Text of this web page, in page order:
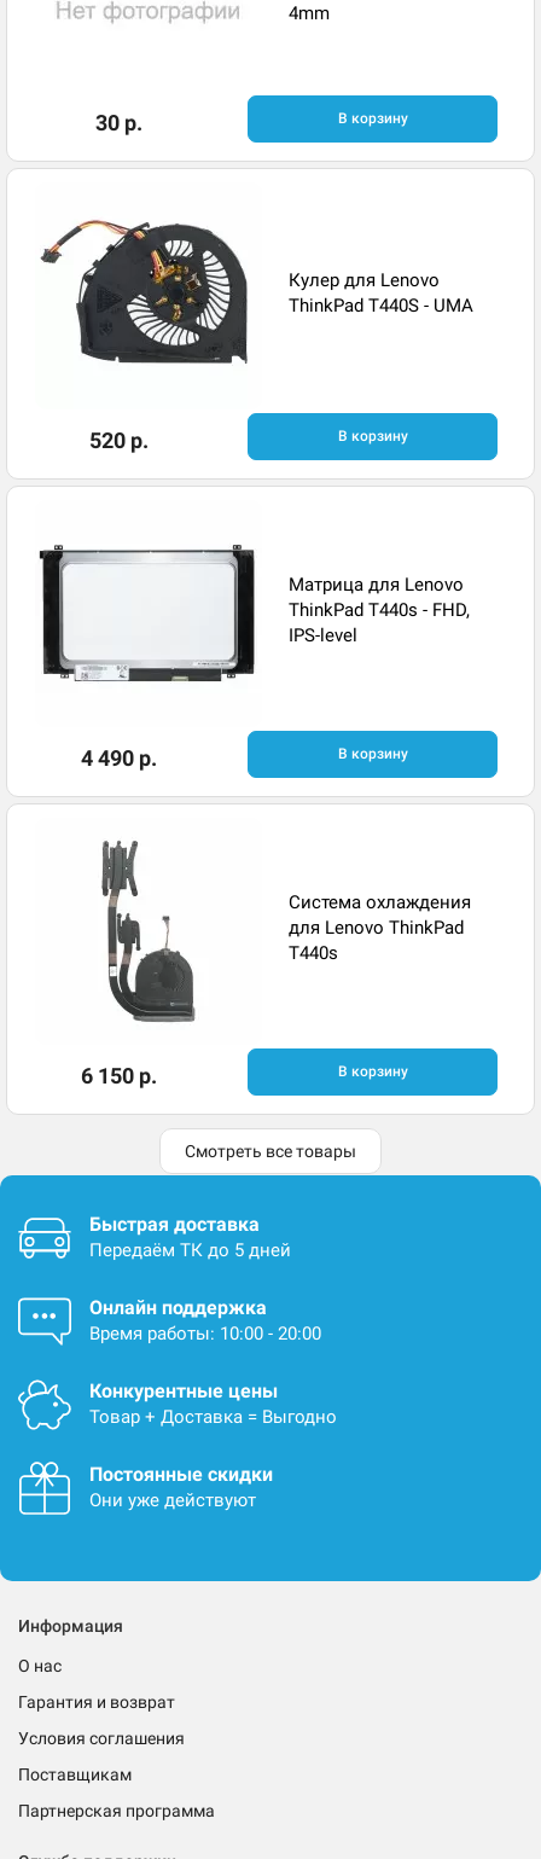
4mm
30 р. В корзину
Кулер для Lenovo
ThinkPad T440S - UMA
520 р. В корзину
Матрица для Lenovo
ThinkPad T440s - FHD,
IPS-level
4 490 р. В корзину
Система охлаждения
для Lenovo ThinkPad
T440s
6 150 р. В корзину
Смотреть все товары
Быстрая доставка
Передаём ТК до 5 дней
Онлайн поддержка
Время работы: 10:00 - 20:00
Конкурентные цены
Товар + Доставка = Выгодно
Постоянные скидки
Они уже действуют
Информация
О нас
Гарантия и возврат
Условия соглашения
Поставщикам
Партнерская программа